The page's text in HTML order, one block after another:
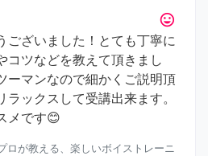
tag_faces
ございました！とても丁寧に
コツなどを教えて頂きまし
ーマンなので細かくご説明頂
ラックスして受講出来ます。
メです😊
ロが教える、楽しいボイストレーニ